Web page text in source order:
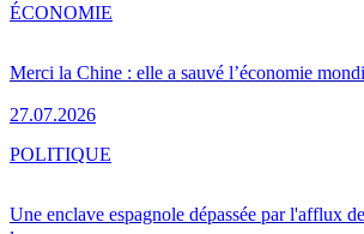
Merci la Chine : elle a sauvé l’économie
27.07.2026
ÉCONOMIE
Une enclave espagnole dépassée par l'afflux
POLITIQUE